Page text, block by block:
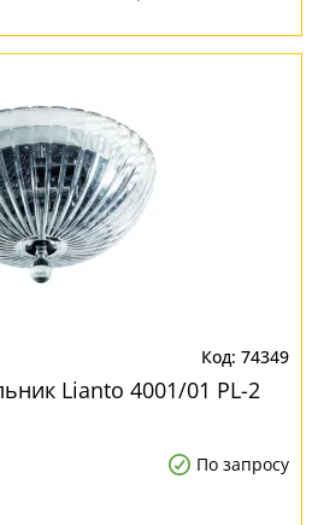
74349
Lianto 4001/01 PL-2
По запросу